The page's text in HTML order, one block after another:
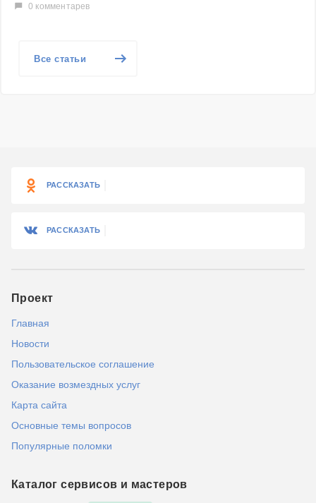
0 комментарев
Все статьи
РАССКАЗАТЬ
РАССКАЗАТЬ
Проект
Главная
Новости
Пользовательское соглашение
Оказание возмездных услуг
Карта сайта
Основные темы вопросов
Популярные поломки
Каталог сервисов и мастеров